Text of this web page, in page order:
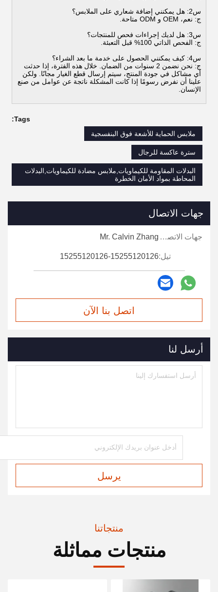
س2: هل يمكنني إضافة شعاري على الملابس؟
ج: نعم، OEM و ODM متاحة.
س3: هل لديك إجراءات فحص للمنتجات؟
ج: الفحص الذاتي 100% قبل التعبئة.
س4: كيف يمكنني الحصول على خدمة ما بعد الشراء؟
ج: نحن نضمن 2 سنوات من الضمان. خلال هذه الفترة، إذا حدثت
أي مشاكل في جودة المنتج، سيتم إرسال قطع الغيار مجانًا. ولكن
علينا أن نفرض رسومًا إذا كانت المشكلة ناتجة عن عوامل من صنع
الإنسان.
Tags:
ملابس الحماية للأشعة فوق البنفسجية
سترة عاكسة للرجال
البدلات المقاومة للكيماويات,ملابس مضادة للكيماويات,البدلات
المحاطة بمواد الأمان الخطرة
جهات الاتصال
جهات الاتصال: Mr. Calvin Zhang
تيل:15255120126-15255120126
اتصل بنا الآن
أرسل لنا
يرسل
منتجاتنا
منتجات مماثلة